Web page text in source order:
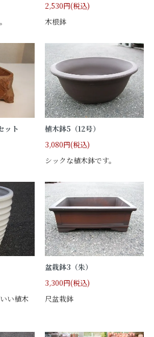
2,530円(税込)
木根鉢
ット
植木鉢5（12号）
3,080円(税込)
シックな植木鉢です。
い植木
盆栽鉢3（朱）
3,300円(税込)
尺盆栽鉢